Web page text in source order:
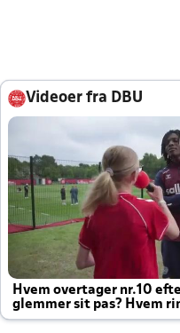
Videoer fra DBU
Hvem overtager nr.10
glemmer sit pas? Hvem
altid til efter kampe?